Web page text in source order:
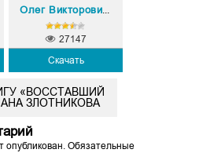
Скачать
27147
«ВОССТАВШИЙ
ЗЛОТНИКОВА
опубликован.Обязательные